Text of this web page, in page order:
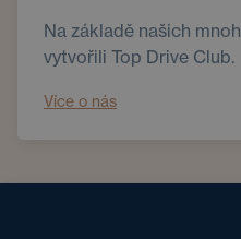
Na základě našich
vytvořili Top Drive Club.
Více o nás